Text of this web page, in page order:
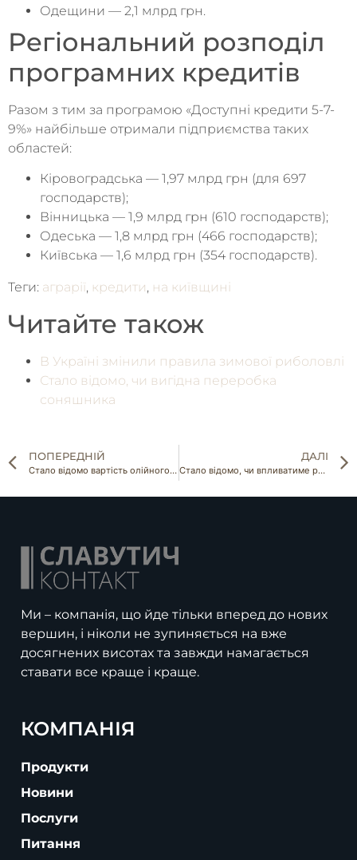
Одещини — 2,1 млрд грн.
Регіональний розподіл
програмних кредитів
Разом з тим за програмою «Доступні кредити 5-7-
9%» найбільше отримали підприємства таких
областей:
Кіровоградська — 1,97 млрд грн (для 697
господарств);
Вінницька — 1,9 млрд грн (610 господарств);
Одеська — 1,8 млрд грн (466 господарств);
Київська — 1,6 млрд грн (354 господарств).
Теги: аграрії, кредити, на київщині
Читайте також
В Україні змінили правила зимової риболовлі
Стало відомо, чи вигідна переробка
соняшника
ПОПЕРЕДНІЙ
Стало відомо вартість олійного трубопроводу до Польщі
ДАЛІ
Стало відомо, чи впливатиме росія на зернову угоду надалі
Ми – компанія, що йде тільки вперед до нових
вершин, і ніколи не зупиняється на вже
досягнених висотах та завжди намагається
ставати все краще і краще.
КОМПАНІЯ
Продукти
Новини
Послуги
Питання